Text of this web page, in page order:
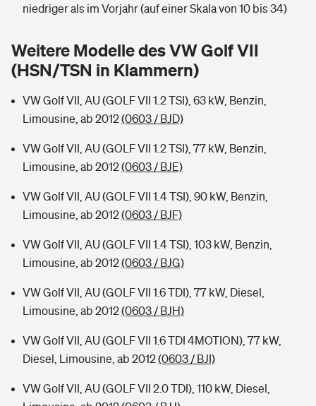
Hochwasser-Check: Wie gefährdet ist Ihr Haus?
Wer versichert was: Jetzt Versicherer finden
Sie haben Fragen?
Private Cyberversicherung
Musikinstrumentenversicherung
Zur Übersicht
Tools
Kinderunfall-Check: Mehr Sicherheit für deine Kids
Sie haben Fragen?
Wer versichert was: Jetzt Versicherer finden
Sie haben Fragen?
Rentenrechner: Wie viel Geld bekomme ich im Alter?
niedriger als im Vorjahr (auf einer Skala von 10 bis 34)
Weitere Modelle des VW Golf VII
(HSN/TSN in Klammern)
VW Golf VII, AU (GOLF VII 1.2 TSI), 63 kW, Benzin,
Limousine, ab 2012(0603 / BJD)
VW Golf VII, AU (GOLF VII 1.2 TSI), 77 kW, Benzin,
Limousine, ab 2012(0603 / BJE)
VW Golf VII, AU (GOLF VII 1.4 TSI), 90 kW, Benzin,
Limousine, ab 2012(0603 / BJF)
VW Golf VII, AU (GOLF VII 1.4 TSI), 103 kW, Benzin,
Limousine, ab 2012(0603 / BJG)
VW Golf VII, AU (GOLF VII 1.6 TDI), 77 kW, Diesel,
Limousine, ab 2012(0603 / BJH)
VW Golf VII, AU (GOLF VII 1.6 TDI 4MOTION), 77 kW,
Diesel, Limousine, ab 2012(0603 / BJI)
VW Golf VII, AU (GOLF VII 2.0 TDI), 110 kW, Diesel,